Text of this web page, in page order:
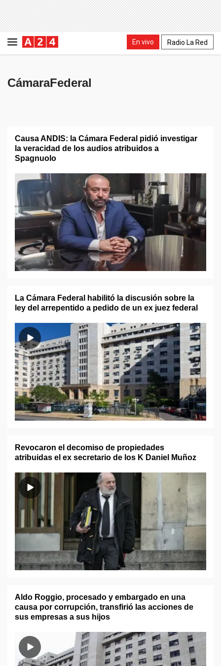
En vivo Radio La Red
CámaraFederal
Causa ANDIS: la Cámara Federal pidió investigar
la veracidad de los audios atribuidos a
Spagnuolo
La Cámara Federal habilitó la discusión sobre la
ley del arrepentido a pedido de un ex juez federal
Revocaron el decomiso de propiedades
atribuidas el ex secretario de los K Daniel Muñoz
Aldo Roggio, procesado y embargado en una
causa por corrupción, transfirió las acciones de
sus empresas a sus hijos